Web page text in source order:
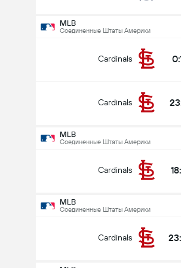
MLB
Соединенные Штаты Америки
Cardinals
Cardinals
MLB
Соединенные Штаты Америки
Cardinals
MLB
Соединенные Штаты Америки
Cardinals